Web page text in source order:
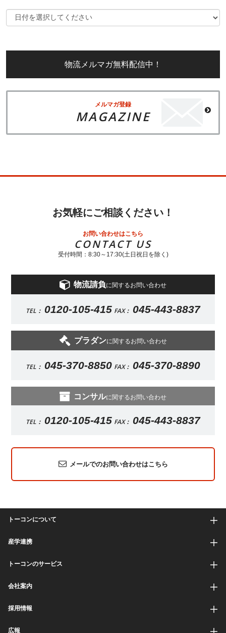
物流メルマガ無料配信中！
メルマガ登録
MAGAZINE
お気軽にご相談ください！
お問い合わせはこちら
CONTACT US
受付時間：8:30～17:30(土日祝日を除く)
物流請負に関するお問い合わせ
TEL： 0120-105-415 FAX： 045-443-8837
プラダンに関するお問い合わせ
TEL： 045-370-8850 FAX： 045-370-8890
コンサルに関するお問い合わせ
TEL： 0120-105-415 FAX： 045-443-8837
メールでのお問い合わせはこちら
トーコンについて
産学連携
トーコンのサービス
会社案内
採用情報
広報